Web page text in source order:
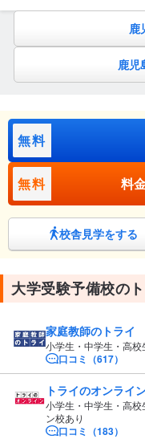
鹿
鹿児
無料
無料 料
校舎見学をする
大学受験予備校の
家庭教師のトライ
小学生・中学生・高
口コミ（617）
トライのオンライ
小学生・中学生・高
ン校あり
口コミ（183）